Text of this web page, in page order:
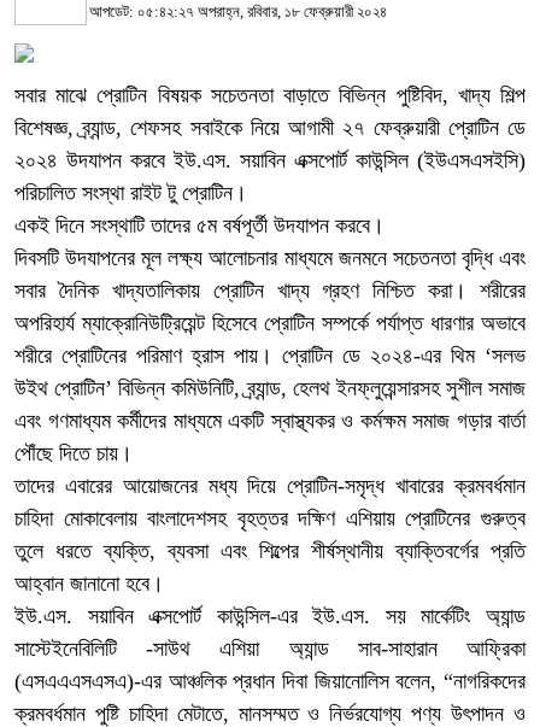
আপডেট: ০৫:৪২:২৭ অপরাহ্ন, রবিবার, ১৮ ফেব্রুয়ারী ২০২৪
সবার মাঝে প্রোটিন বিষয়ক সচেতনতা বাড়াতে বিভিন্ন পুষ্টিবিদ, খাদ্য শিল্প
বিশেষজ্ঞ, ব্র্যান্ড, শেফসহ সবাইকে নিয়ে আগামী ২৭ ফেব্রুয়ারী প্রোটিন ডে
২০২৪ উদযাপন করবে ইউ.এস. সয়াবিন এক্সপোর্ট কাউন্সিল (ইউএসএসইসি)
পরিচালিত সংস্থা রাইট টু প্রোটিন।
একই দিনে সংস্থাটি তাদের ৫ম বর্ষপূর্তী উদযাপন করবে।
দিবসটি উদযাপনের মূল লক্ষ্য আলোচনার মাধ্যমে জনমনে সচেতনতা বৃদ্ধি এবং
সবার দৈনিক খাদ্যতালিকায় প্রোটিন খাদ্য গ্রহণ নিশ্চিত করা। শরীরের
অপরিহার্য ম্যাক্রোনিউট্রিয়েন্ট হিসেবে প্রোটিন সম্পর্কে পর্যাপ্ত ধারণার অভাবে
শরীরে প্রোটিনের পরিমাণ হ্রাস পায়। প্রোটিন ডে ২০২৪-এর থিম ‘সলভ
উইথ প্রোটিন’ বিভিন্ন কমিউনিটি, ব্র্যান্ড, হেলথ ইনফ্লুয়েন্সারসহ সুশীল সমাজ
এবং গণমাধ্যম কর্মীদের মাধ্যমে একটি স্বাস্থ্যকর ও কর্মক্ষম সমাজ গড়ার বার্তা
পৌঁছে দিতে চায়।
তাদের এবারের আয়োজনের মধ্য দিয়ে প্রোটিন-সমৃদ্ধ খাবারের ক্রমবর্ধমান
চাহিদা মোকাবেলায় বাংলাদেশসহ বৃহত্তর দক্ষিণ এশিয়ায় প্রোটিনের গুরুত্ব
তুলে ধরতে ব্যক্তি, ব্যবসা এবং শিল্পের শীর্ষস্থানীয় ব্যাক্তিবর্গের প্রতি
আহ্বান জানানো হবে।
ইউ.এস. সয়াবিন এক্সপোর্ট কাউন্সিল-এর ইউ.এস. সয় মার্কেটিং অ্যান্ড
সাস্টেইনেবিলিটি -সাউথ এশিয়া অ্যান্ড সাব-সাহারান আফ্রিকা
(এসএএএসএসএ)-এর আঞ্চলিক প্রধান দিবা জিয়ানোলিস বলেন, “নাগরিকদের
ক্রমবর্ধমান পুষ্টি চাহিদা মেটাতে, মানসম্মত ও নির্ভরযোগ্য পণ্য উৎপাদন ও